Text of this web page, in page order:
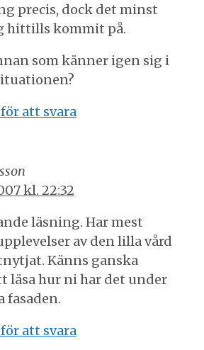
precis, dock det minst
hittills kommit på.
som känner igen sig i
att svara
kl. 22:32
läsning. Har mest
av den lilla vård
Känns ganska
läsa hur ni har det under
fasaden.
att svara